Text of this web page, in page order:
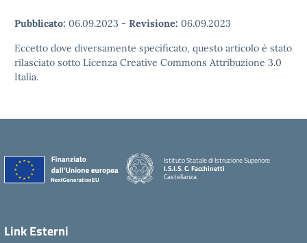
Pubblicato: 06.09.2023 - Revisione: 06.09.2023
Eccetto dove diversamente specificato, questo articolo è stato
rilasciato sotto Licenza Creative Commons Attribuzione 3.0
Italia.
Istituto Statale di Istruzione Superiore
I.S.I.S. C. Facchinetti
Castellanza
Link Esterni